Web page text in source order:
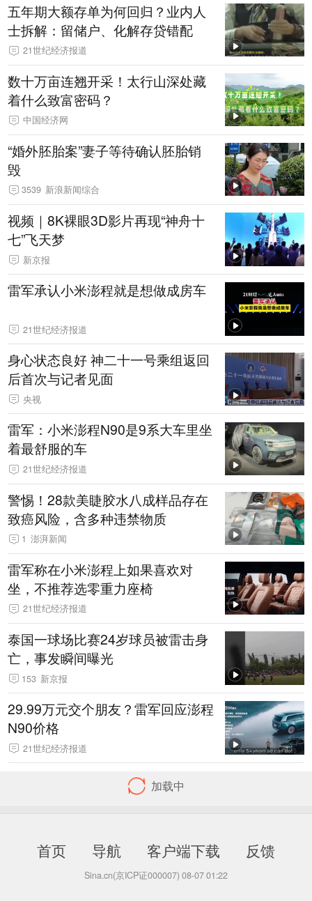
五年期大额存单为何回归？业内人
士拆解：留储户、化解存贷错配
21世纪经济报道
数十万亩连翘开采！太行山深处藏
着什么致富密码？
中国经济网
“婚外胚胎案”妻子等待确认胚胎销
毁
3539 新浪新闻综合
视频｜8K裸眼3D影片再现“神舟十
七”飞天梦
新京报
雷军承认小米澎程就是想做成房车
21世纪经济报道
身心状态良好 神二十一号乘组返回
后首次与记者见面
央视
雷军：小米澎程N90是9系大车里坐
着最舒服的车
21世纪经济报道
警惕！28款美睫胶水八成样品存在
致癌风险，含多种违禁物质
1 澎湃新闻
雷军称在小米澎程上如果喜欢对
坐，不推荐选零重力座椅
21世纪经济报道
泰国一球场比赛24岁球员被雷击身
亡，事发瞬间曝光
153 新京报
29.99万元交个朋友？雷军回应澎程
N90价格
21世纪经济报道
制胜丨第六集《联战联胜》
大道行天下｜“以天下之利为
利”——中国元首外交的世界情怀与